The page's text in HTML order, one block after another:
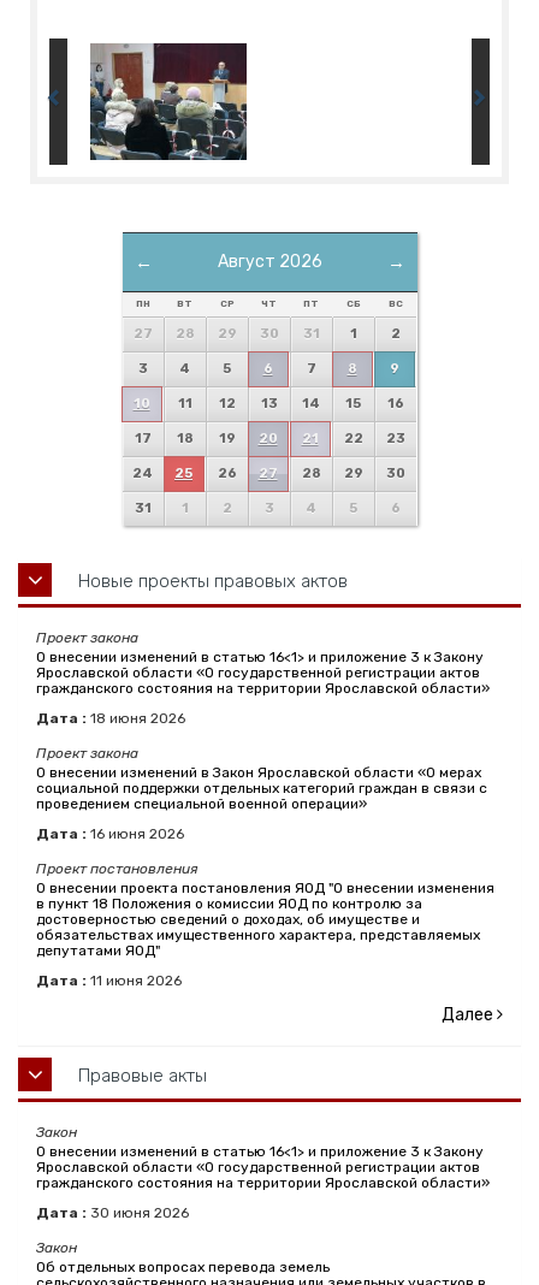
← →
Август 2026
ПН ВТ СР ЧТ ПТ СБ ВС
27 28 29 30 31 1 2
3 4 5 6 7 8 9
10 11 12 13 14 15 16
17 18 19 20 21 22 23
24 25 26 27 28 29 30
31 1 2 3 4 5 6
Новые проекты правовых актов
Проект закона
О внесении изменений в статью 16<1> и приложение 3 к Закону
Ярославской области «О государственной регистрации актов
гражданского состояния на территории Ярославской области»
Дата : 18 июня 2026
Проект закона
О внесении изменений в Закон Ярославской области «О мерах
социальной поддержки отдельных категорий граждан в связи с
проведением специальной военной операции»
Дата : 16 июня 2026
Проект постановления
О внесении проекта постановления ЯОД "О внесении изменения
в пункт 18 Положения о комиссии ЯОД по контролю за
достоверностью сведений о доходах, об имуществе и
обязательствах имущественного характера, представляемых
депутатами ЯОД"
Дата : 11 июня 2026
Далее
Правовые акты
Закон
О внесении изменений в статью 16<1> и приложение 3 к Закону
Ярославской области «О государственной регистрации актов
гражданского состояния на территории Ярославской области»
Дата : 30 июня 2026
Закон
Об отдельных вопросах перевода земель